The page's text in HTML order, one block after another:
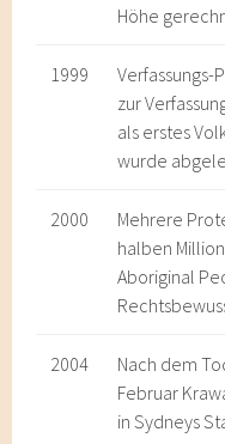
Höhe
1999
zur
als erstes
wurde
2000
Mehrere
halben
Aboriginal
2004
Nach dem
Februar
in Sydneys